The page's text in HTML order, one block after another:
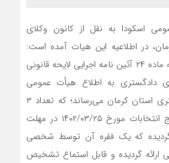
اسکودا به نقل از کانون وکلای
در اطلاعیه این هیات آمده است:
بدین‌وسیله مستند به ماده ٢۴ آئین نامه اجرایی لایحه قانونی
دادگستری به اطلاع هیأت عمومی
کانون وکلای دادگستری استان کرمان می‌رساند؛ که تعداد ۳
فقره اعتراض به نتایج انتخابات مورخ ١۴٠٢/٠٣/۲۵ در مهلت
گردیده که یک فقره آن توسط شخصی
ارائه گردیده و قابل استماع تشخیص